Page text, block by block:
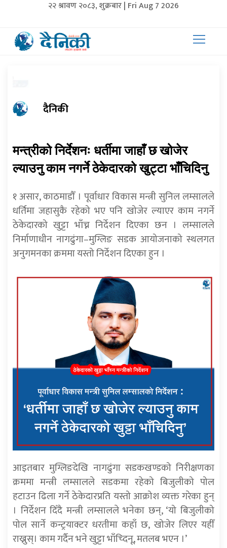
२२ श्रावण २०८३, शुक्रबार | Fri Aug 7 2026
दैनिकी
मन्त्रीको निर्देशनः धर्तीमा जाहाँ छ खोजेर
ल्याउनु काम नगर्ने ठेकेदारको खुट्टा भाँचिदिनु
१ असार, काठमाडौँ । पूर्वाधार विकास मन्त्री सुनिल लम्सालले
धर्तिमा जहासुकै रहेको भए पनि खोजेर ल्याएर काम नगर्ने
ठेकेदारको खुट्टा भाँच्न निर्देशन दिएका छन । लम्सालले
निर्माणाधीन नागढुंगा–मुग्लिङ सडक आयोजनाको स्थलगत
अनुगमनका क्रममा यस्तो निर्देशन दिएका हुन ।
आइतबार मुग्लिङदेखि नागढुंगा सडकखण्डको निरीक्षणका
क्रममा मन्त्री लम्सालले सडकमा रहेको बिजुलीको पोल
हटाउन ढिला गर्ने ठेकेदारप्रति यस्तो आक्रोश व्यक्त गरेका हुन्
। निर्देशन दिँदै मन्त्री लम्सालले भनेका छन्, ‘यो बिजुलीको
पोल सार्ने कन्ट्रयाक्टर धरतीमा कहाँ छ, खोजेर लिएर यहीँ
राख्नुस्। काम गर्दैन भने खुट्टा भाँच्दिनू, मतलब भएन ।’